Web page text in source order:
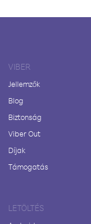
VIBER
Jellemzők
Blog
Biztonság
Viber Out
Díjak
Támogatás
LETÖLTÉS